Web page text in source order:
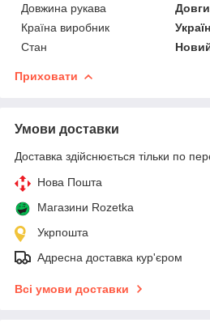
Довжина рукава
Країна виробник
Стан
Приховати
Умови доставки
Доставка здійснюється тільки по
Нова Пошта
Магазини Rozetka
Укрпошта
Адресна доставка кур'єром
Всі умови доставки